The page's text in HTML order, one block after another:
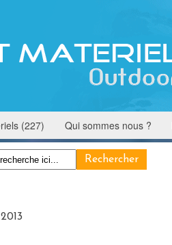
(227) Qui sommes nous ?